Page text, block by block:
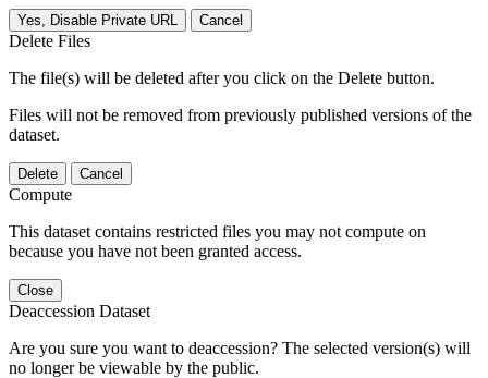
Yes, Disable Private URL Cancel
Delete Files
The file(s) will be deleted after you click on the Delete button.
Files will not be removed from previously published versions of the
dataset.
Delete Cancel
Compute
This dataset contains restricted files you may not compute on
because you have not been granted access.
Close
Deaccession Dataset
Are you sure you want to deaccession? The selected version(s) will
no longer be viewable by the public.